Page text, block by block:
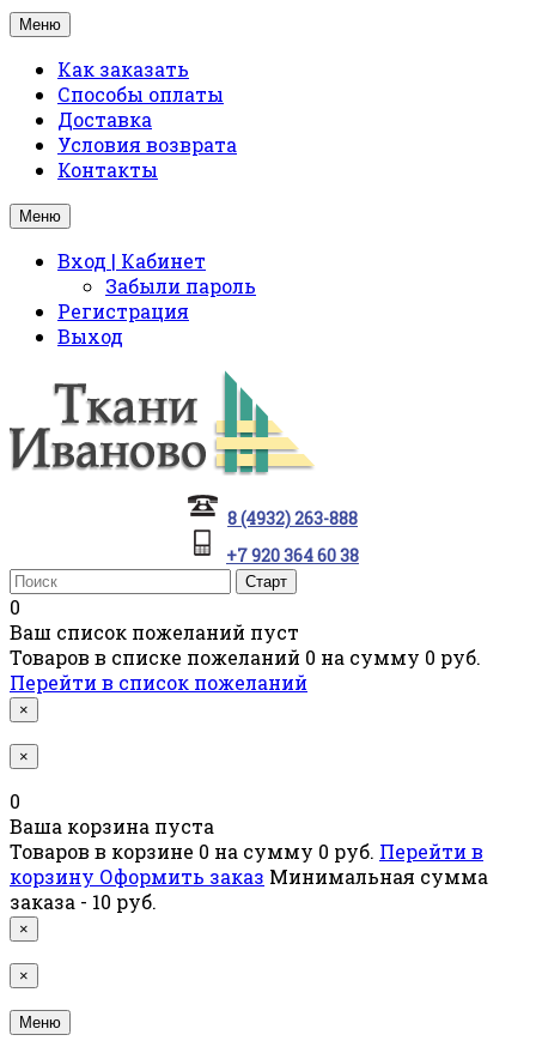
Меню
Как заказать
Способы оплаты
Доставка
Условия возврата
Контакты
Меню
Вход | Кабинет
Забыли пароль
Регистрация
Выход
8 (4932) 263-888
+7 920 364 60 38
0
Ваш список пожеланий пуст
Товаров в списке пожеланий 0 на сумму 0 руб.
Перейти в список пожеланий
×
×
0
Ваша корзина пуста
Товаров в корзине 0 на сумму 0 руб. Перейти в
корзину Оформить заказ Минимальная сумма
заказа - 10 руб.
×
×
Меню